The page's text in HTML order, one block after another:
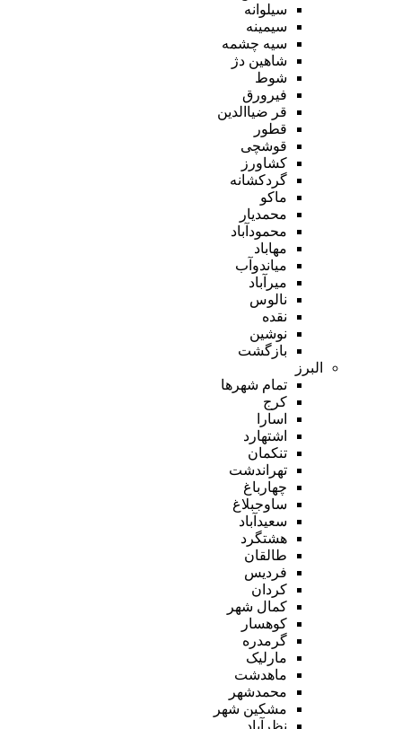
سیلوانه
سیمینه
سیه چشمه
شاهین دژ
شوط
فیرورق
قر ضیاالدین
قطور
قوشچی
کشاورز
گردکشانه
ماکو
محمدیار
محمودآباد
مهاباد
میاندوآب
میرآباد
نالوس
نقده
نوشین
بازگشت
البرز
تمام شهر‌ها
کرج
اسارا
اشتهارد
تنکمان
تهراندشت
چهارباغ
ساوجبلاغ
سعیدآباد
هشتگرد
طالقان
فردیس
کردان
کمال شهر
کوهسار
گرمدره
مارلیک
ماهدشت
محمدشهر
مشکین شهر
نظرآباد